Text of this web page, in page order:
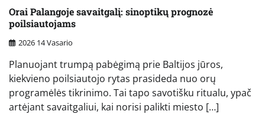
Orai Palangoje savaitgalį: sinoptikų prognozė
poilsiautojams
2026 14 Vasario
Planuojant trumpą pabėgimą prie Baltijos jūros,
kiekvieno poilsiautojo rytas prasideda nuo orų
programėlės tikrinimo. Tai tapo savotišku ritualu, ypač
artėjant savaitgaliui, kai norisi palikti miesto […]